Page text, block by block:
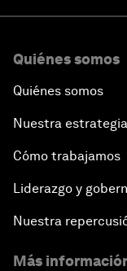
Quiénes somos
Quiénes somos
Nuestra estrategia
Cómo trabajamos
Liderazgo y
Nuestra
Más